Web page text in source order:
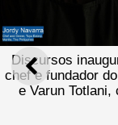
ANTERIOR
Discursos
chef e fundador
e Varun